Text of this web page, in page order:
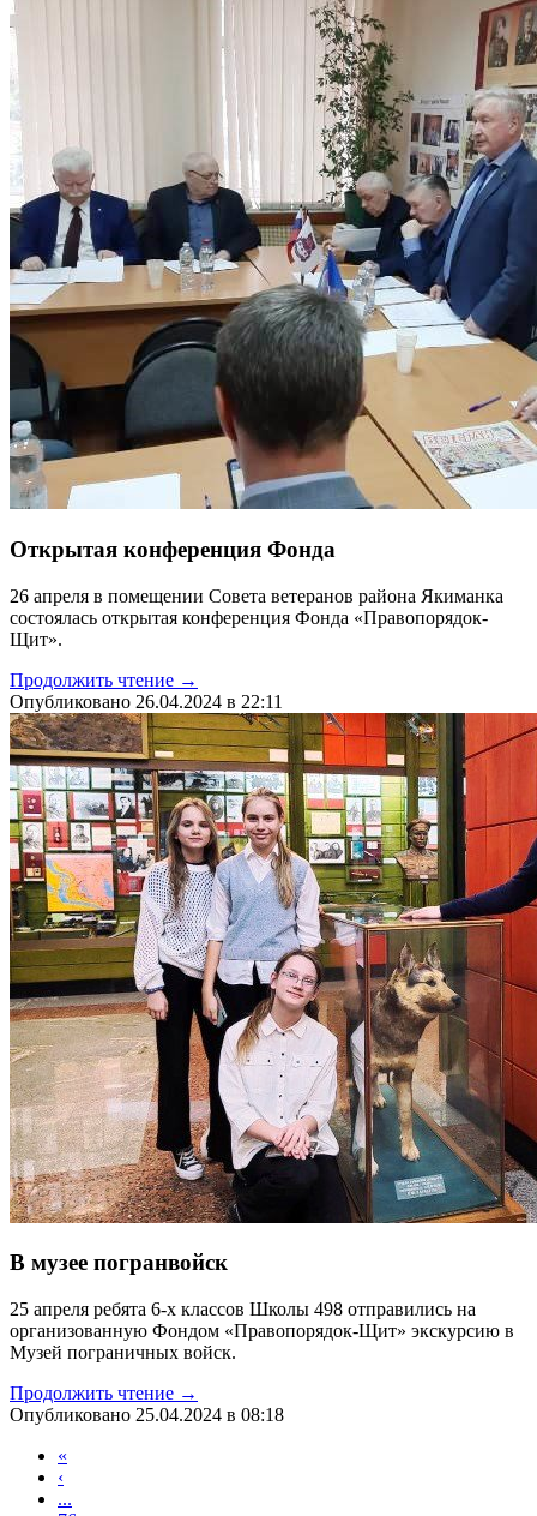
Открытая конференция Фонда
26 апреля в помещении Совета ветеранов района Якиманка
состоялась открытая конференция Фонда «Правопорядок-
Щит».
Продолжить чтение →
Опубликовано 26.04.2024 в 22:11
В музее погранвойск
25 апреля ребята 6-х классов Школы 498 отправились на
организованную Фондом «Правопорядок-Щит» экскурсию в
Музей пограничных войск.
Продолжить чтение →
Опубликовано 25.04.2024 в 08:18
«
‹
...